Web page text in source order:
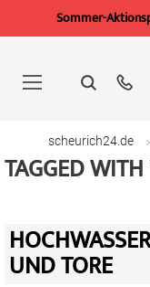
Sommer-
springen
scheurich24.de
TAGGED
UND TORE